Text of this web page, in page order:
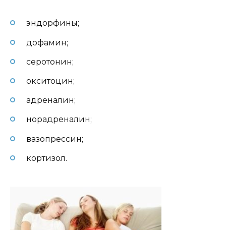
эндорфины;
дофамин;
серотонин;
окситоцин;
адреналин;
норадреналин;
вазопрессин;
кортизол.